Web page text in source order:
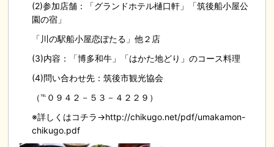
(2)参加店舗：「グランドホテル樋口軒」「筑後船小屋公
園の宿」
「川の駅船小屋恋ぼたる」他２店
(3)内容：「博多和牛」「はかた地どり」のコース料理
(4)問い合わせ先：筑後市観光協会
（℡０９４２－５３－４２２９）
※詳しくはコチラ→http://chikugo.net/pdf/umakamon-
chikugo.pdf